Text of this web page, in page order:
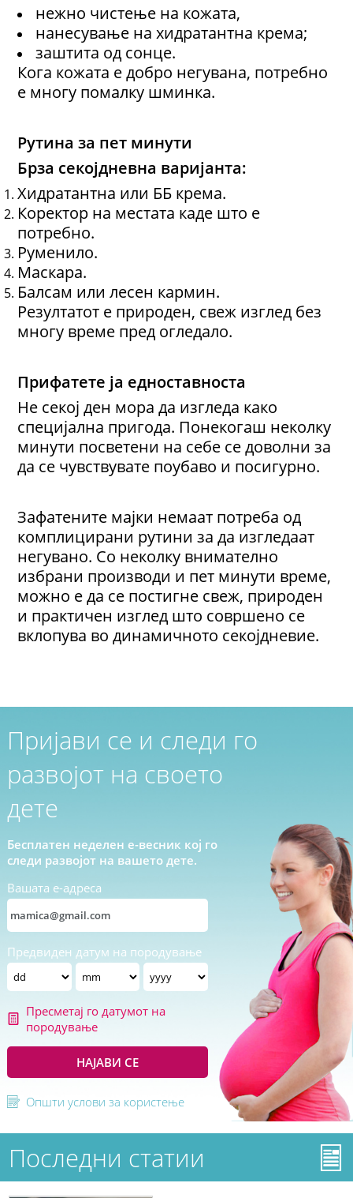
нежно чистење на кожата,
нанесување на хидратантна крема;
заштита од сонце.
Кога кожата е добро негувана, потребно
е многу помалку шминка.
Рутина за пет минути
Брза секојдневна варијанта:
Хидратантна или ББ крема.
Коректор на местата каде што е
потребно.
Руменило.
Маскара.
Балсам или лесен кармин.
Резултатот е природен, свеж изглед без
многу време пред огледало.
Прифатете ја едноставноста
Не секој ден мора да изгледа како
специјална пригода. Понекогаш неколку
минути посветени на себе се доволни за
да се чувствувате поубаво и посигурно.
Зафатените мајки немаат потреба од
комплицирани рутини за да изгледаат
негувано. Со неколку внимателно
избрани производи и пет минути време,
можно е да се постигне свеж, природен
и практичен изглед што совршено се
вклопува во динамичното секојдневие.
Пријави се и следи го
развојот на своето
дете
Бесплатен неделен е-весник кој го
следи развојот на вашето дете.
Вашата е-адреса
Предвиден датум на породување
Пресметај го датумот на
породување
НАЈАВИ СЕ
Општи услови за користење
Последни статии